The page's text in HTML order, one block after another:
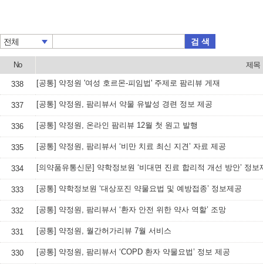
전체 검 색
No 제목
338 [공통] 약정원 '여성 호르몬-피임법' 주제로 팜리뷰 게재
337 [공통] 약정원, 팜리뷰서 약물 유발성 경련 정보 제공
336 [공통] 약정원, 온라인 팜리뷰 12월 첫 원고 발행
335 [공통] 약정원, 팜리뷰서 ‘비만 치료 최신 지견’ 자료 제공
334 [의약품유통신문] 약학정보원 ‘비대면 진료 합리적 개선 방안’ 정보
333 [공통] 약학정보원 ‘대상포진 약물요법 및 예방접종’ 정보제공
332 [공통] 약정원, 팜리뷰서 ‘환자 안전 위한 약사 역할’ 조망
331 [공통] 약정원, 월간허가리뷰 7월 서비스
330 [공통] 약정원, 팜리뷰서 ‘COPD 환자 약물요법’ 정보 제공